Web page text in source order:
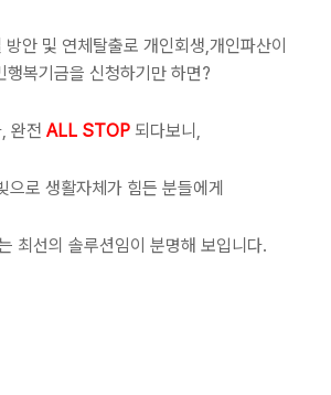
안 및 연체탈출로 개인회생,개인파산이
행복기금을 신청하기만 하면?
완전 ALL STOP 되다보니,
으로 생활자체가 힘든 분들에게
최선의 솔루션임이 분명해 보입니다.